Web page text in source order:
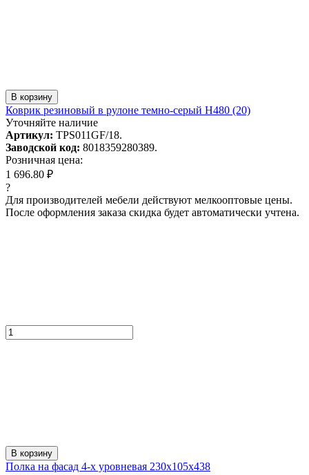
В корзину
Коврик резиновый в рулоне темно-серый H480 (20)
Уточняйте наличие
Артикул: TPS011GF/18.
Заводской код: 8018359280389.
Розничная цена:
1 696.80 ₽
?
Для производителей мебели действуют мелкооптовые цены.
После оформления заказа скидка будет автоматически учтена.
В корзину
Полка на фасад 4-х уровневая 230х105х438